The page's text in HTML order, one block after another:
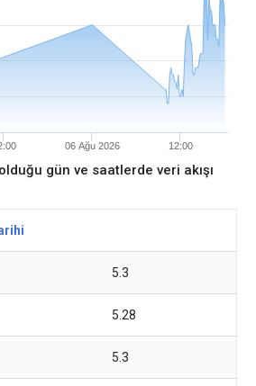
06 Ağu 2026 12:00
gün ve saatlerde veri akışı
5.3
5.28
5.3